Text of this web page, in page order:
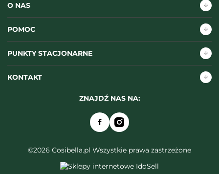
O NAS
POMOC
PUNKTY STACJONARNE
KONTAKT
ZNAJDŹ NAS NA:
©2026 Cosibella.pl Wszystkie prawa zastrzeżone